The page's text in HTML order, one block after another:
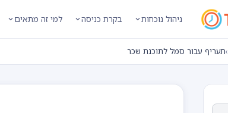
ניהול נוכחות בקרת כניסה למי זה מתאים
›תעריף עבור סמל לתוכנת שכר